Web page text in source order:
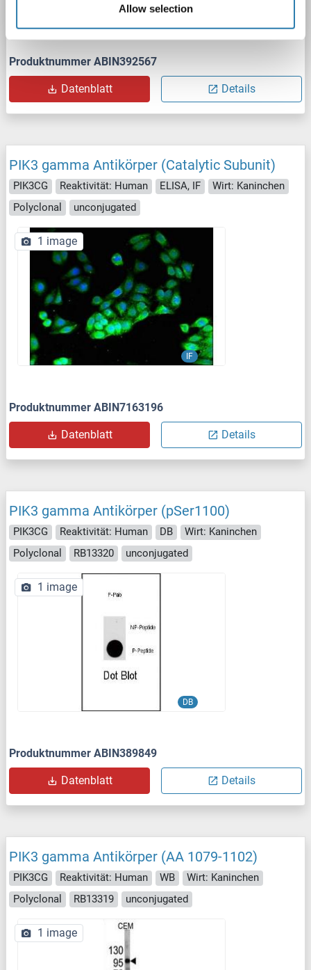
Allow selection
WB
Produktnummer ABIN392567
Datenblatt Details
PIK3 gamma Antikörper (Catalytic Subunit)
PIK3CG Reaktivität: Human ELISA, IF
Wirt: Kaninchen
Polyclonal
unconjugated
IF
1 image
Produktnummer ABIN7163196
Datenblatt Details
PIK3 gamma Antikörper (pSer1100)
PIK3CG Reaktivität: Human DB
Wirt: Kaninchen
Polyclonal
RB13320 unconjugated
DB
1 image
Produktnummer ABIN389849
Datenblatt Details
PIK3 gamma Antikörper (AA 1079-1102)
PIK3CG Reaktivität: Human WB
Wirt: Kaninchen
Polyclonal
RB13319 unconjugated
1 image